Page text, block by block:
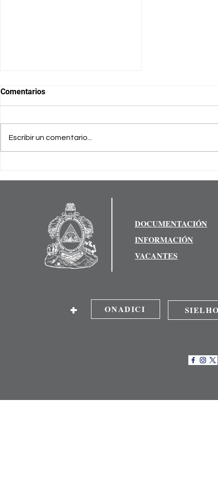
Comentarios
Escribir un comentario...
DOCUMENTACIÓN
INFORMACIÓN
VACANTES
+ ONADICI